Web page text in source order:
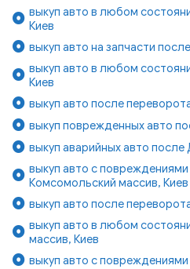
выкуп авто в любом
Киев
выкуп авто на запчасти
выкуп авто в любом
Киев
выкуп авто после
выкуп поврежденных авто
выкуп аварийных авто
выкуп авто с
Комсомольский массив, Киев
выкуп авто после
выкуп авто в любом
массив, Киев
выкуп авто с повреждениями